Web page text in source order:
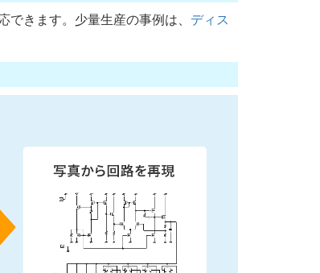
きます。少量生産の事例は、 ディス